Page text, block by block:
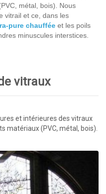
métal, bois). Nous
vitrail et ce, dans les
pure chauffée et les poils
minuscules interstices.
vitraux
et intérieures des vitraux
matériaux (PVC, métal, bois).